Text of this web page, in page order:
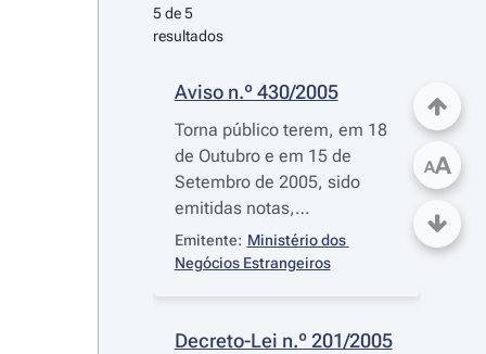
5 de 5
resultados
Aviso n.º 430/2005
Torna público terem, em 18
de Outubro e em 15 de
Setembro de 2005, sido
emitidas notas,
respectivamente pela
Embaixada da Ucrânia em
República Portuguesa,
Emitente: Ministério dos
Negócios Estrangeiros
Decreto-Lei n.º 201/2005
AA